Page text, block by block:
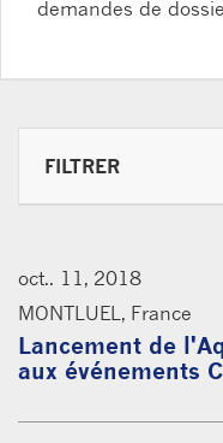
demandes de
FILTRER
oct.. 11, 2018
MONTLUEL, France
Lancement de
aux événements